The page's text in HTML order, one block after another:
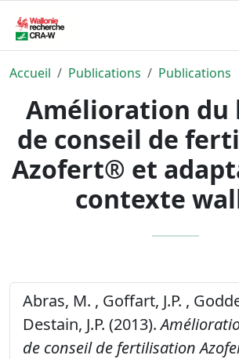
Accueil Publications Publications
Amélioration du
de conseil de
Azofert® et
contexte
Abras, M. , Goffart, J.P. ,
Destain, J.P. (2013).
de conseil de fertilisation